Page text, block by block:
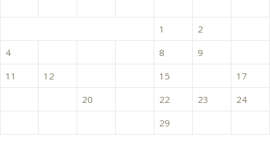
1
2
4
8 9
11
12 15
17
20 22 23
24
29